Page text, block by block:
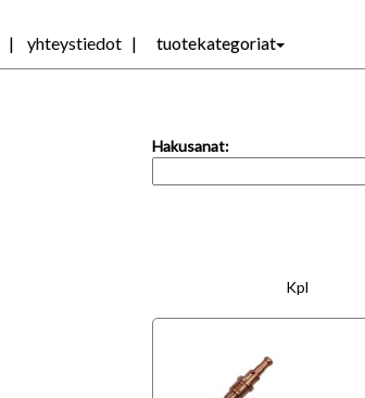
yhteystiedot tuotekategoriat
Hakusanat:
Kpl